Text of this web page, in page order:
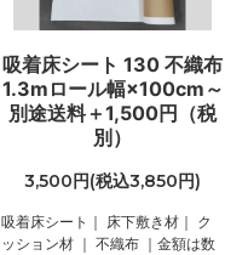
吸着床シート 130 不織布
1.3mロール幅×100cm～
別途送料＋1,500円（税
別）
3,500円(税込3,850円)
吸着床シート｜ 床下敷き材｜ ク
ッション材 ｜ 不織布 ｜金額は数